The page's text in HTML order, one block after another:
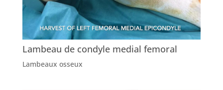
Lambeau de condyle medial femoral
Lambeaux osseux